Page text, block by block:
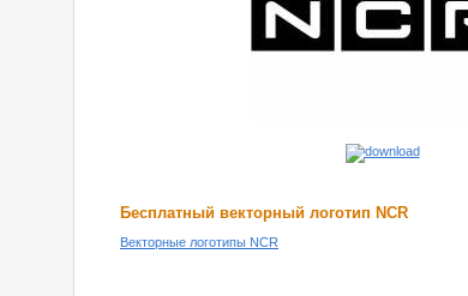
Бесплатный векторный логотип NCR
Векторные логотипы NCR